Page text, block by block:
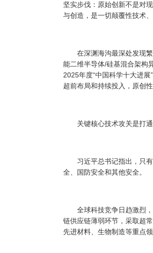
坚实步伐：原始创新不是对
与创造，是一切颠覆性技术
在深渊海沟最深处发现繁
能二维半导体/硅基混合架
2025年度“中国科学十大进
超前布局和持续投入，原创
关键核心技术攻关是打通
习近平总书记指出，只有
全、国防安全和其他安全。
全球科技竞争日趋激烈，
链供应链薄弱环节，采取超
先进材料、生物制造等重点